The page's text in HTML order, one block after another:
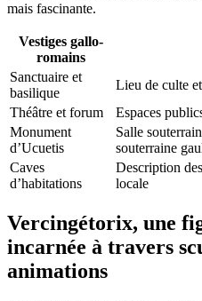
mais fascinante.
Vestiges gallo-
romains
Sanctuaire et
basilique
Lieu de culte
Théâtre et forum
Espaces
Monument
d’Ucuetis
Salle
souterraine
Caves
d’habitations
Description
locale
Vercingétorix, une
incarnée à travers
animations